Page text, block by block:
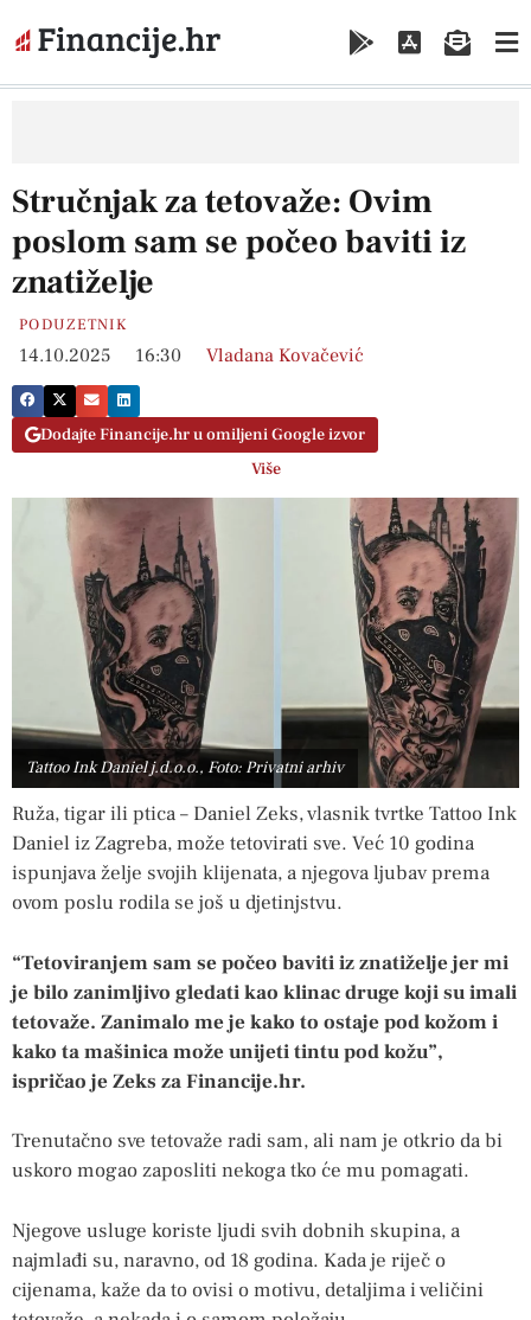
Stručnjak za tetovaže: Ovim
poslom sam se počeo baviti iz
znatiželje
PODUZETNIK
14.10.2025 16:30 Vladana Kovačević
Dodajte Financije.hr u omiljeni Google izvor
Više
Tattoo Ink Daniel j.d.o.o., Foto: Privatni arhiv
Ruža, tigar ili ptica – Daniel Zeks, vlasnik tvrtke Tattoo Ink
Daniel iz Zagreba, može tetovirati sve. Već 10 godina
ispunjava želje svojih klijenata, a njegova ljubav prema
ovom poslu rodila se još u djetinjstvu.
“Tetoviranjem sam se počeo baviti iz znatiželje jer mi
je bilo zanimljivo gledati kao klinac druge koji su imali
tetovaže. Zanimalo me je kako to ostaje pod kožom i
kako ta mašinica može unijeti tintu pod kožu”,
ispričao je Zeks za Financije.hr.
Trenutačno sve tetovaže radi sam, ali nam je otkrio da bi
uskoro mogao zaposliti nekoga tko će mu pomagati.
Njegove usluge koriste ljudi svih dobnih skupina, a
najmlađi su, naravno, od 18 godina. Kada je riječ o
cijenama, kaže da to ovisi o motivu, detaljima i veličini